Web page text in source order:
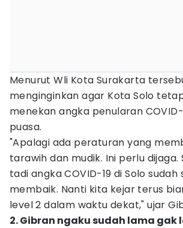
Menurut Wli Kota Surakarta
menginginkan agar Kota Solo
menekan angka penularan
puasa.
"Apalagi ada peraturan yang
tarawih dan mudik. Ini perlu
tadi angka COVID-19 di Solo sudah
membaik. Nanti kita kejar terus
level 2 dalam waktu dekat," ujar
2. Gibran ngaku sudah lama